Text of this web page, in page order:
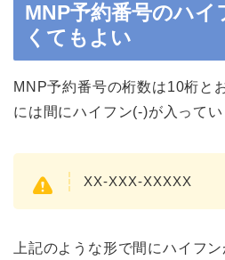
MNP予約番号のハイ
くてもよい
MNP予約番号の桁数は10桁と
には間にハイフン(-)が入ってい
XX-XXX-XXXXX
上記のような形で間にハイフ